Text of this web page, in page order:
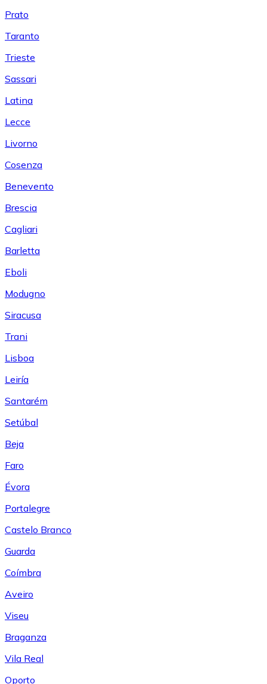
Prato
Taranto
Trieste
Sassari
Latina
Lecce
Livorno
Cosenza
Benevento
Brescia
Cagliari
Barletta
Eboli
Modugno
Siracusa
Trani
Lisboa
Leiría
Santarém
Setúbal
Beja
Faro
Évora
Portalegre
Castelo Branco
Guarda
Coímbra
Aveiro
Viseu
Braganza
Vila Real
Oporto